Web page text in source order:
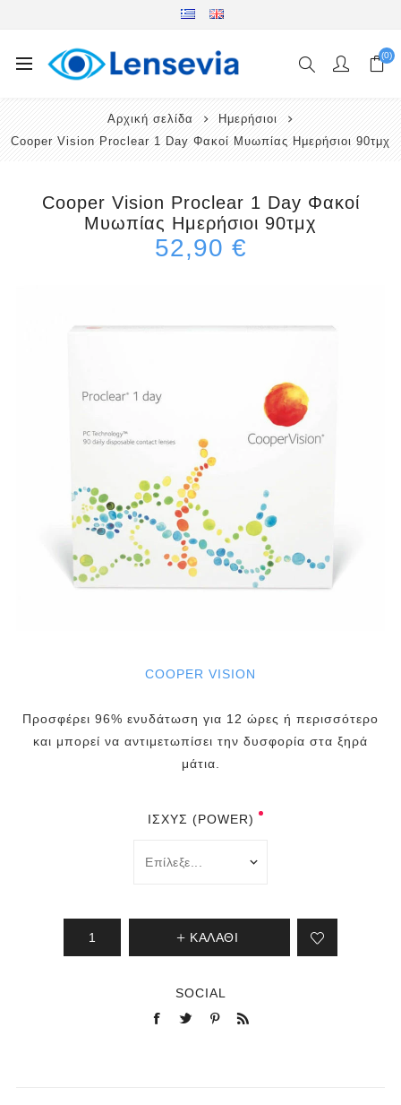
(0)
Αρχική σελίδα
Ημερήσιοι
Cooper Vision Proclear 1 Day Φακοί Μυωπίας Ημερήσιοι 90τμχ
Cooper Vision Proclear 1 Day Φακοί
Μυωπίας Ημερήσιοι 90τμχ
52,90 €
COOPER VISION
Προσφέρει 96% ενυδάτωση για 12 ώρες ή περισσότερο
και μπορεί να αντιμετωπίσει την δυσφορία στα ξηρά
μάτια.
ΙΣΧΎΣ (POWER)
ΚΑΛΆΘΙ
SOCIAL